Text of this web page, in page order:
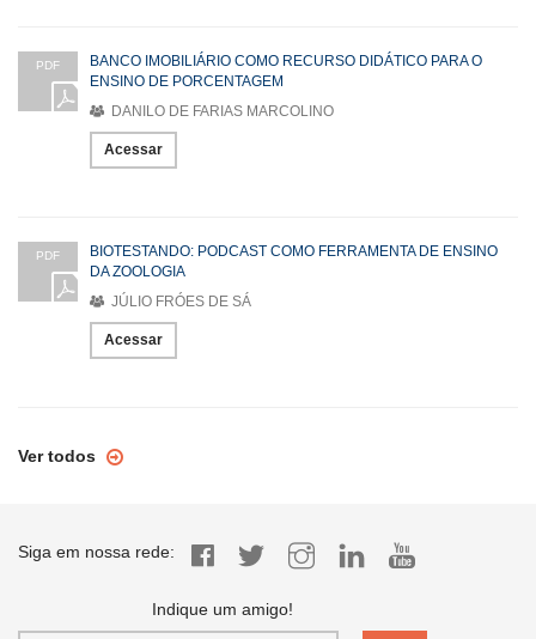
PDF
BANCO IMOBILIÁRIO COMO RECURSO DIDÁTICO PARA O
ENSINO DE PORCENTAGEM
DANILO DE FARIAS MARCOLINO
Acessar
PDF
BIOTESTANDO: PODCAST COMO FERRAMENTA DE ENSINO
DA ZOOLOGIA
JÚLIO FRÓES DE SÁ
Acessar
Ver todos
Siga em nossa rede:
Indique um amigo!